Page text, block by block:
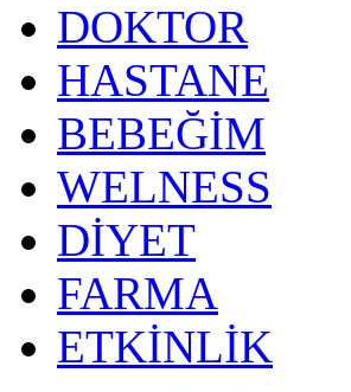
DOKTOR
HASTANE
BEBEĞİM
WELNESS
DİYET
FARMA
ETKİNLİK